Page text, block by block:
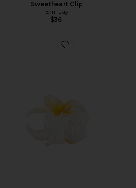
Sweetheart Clip
Emi Jay
$36
Favorite Super Bloom Clip